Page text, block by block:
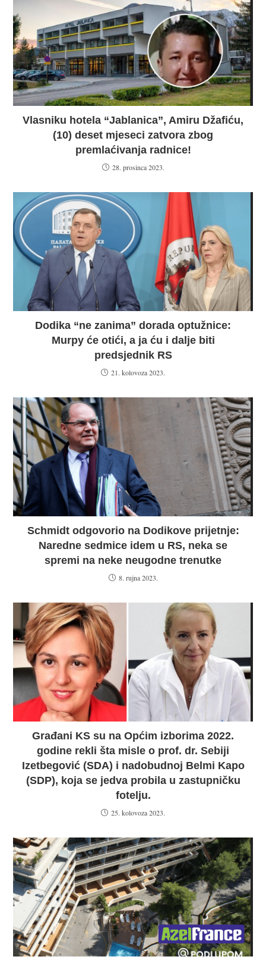
Vlasniku hotela “Jablanica”, Amiru Džafiću,
(10) deset mjeseci zatvora zbog
premlaćivanja radnice!
28. prosinca 2023.
Dodika “ne zanima” dorada optužnice:
Murpy će otići, a ja ću i dalje biti
predsjednik RS
21. kolovoza 2023.
Schmidt odgovorio na Dodikove prijetnje:
Naredne sedmice idem u RS, neka se
spremi na neke neugodne trenutke
8. rujna 2023.
Građani KS su na Općim izborima 2022.
godine rekli šta misle o prof. dr. Sebiji
Izetbegović (SDA) i nadobudnoj Belmi Kapo
(SDP), koja se jedva probila u zastupničku
fotelju.
25. kolovoza 2023.